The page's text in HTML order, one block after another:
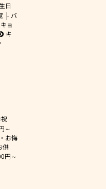
日
バ
ョ
キ
～
お悔
供
円～